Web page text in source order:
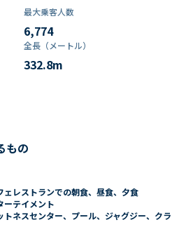
最大乗客人数
6,774
全長（メートル）
332.8m
もの
ェレストランでの朝食、昼食、夕食
ーテイメント
ネスセンター、プール、ジャグジー、クラ